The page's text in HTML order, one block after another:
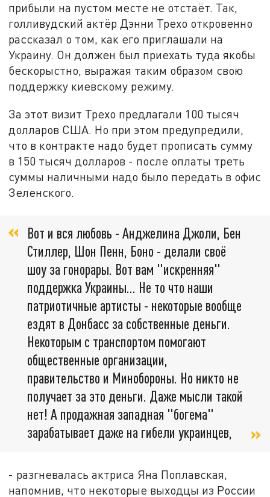
прибыли на пустом месте не отстаёт. Так,
голливудский актёр Дэнни Трехо откровенно
рассказал о том, как его приглашали на
Украину. Он должен был приехать туда якобы
бескорыстно, выражая таким образом свою
поддержку киевскому режиму.
За этот визит Трехо предлагали 100 тысяч
долларов США. Но при этом предупредили,
что в контракте надо будет прописать сумму
в 150 тысяч долларов - после оплаты треть
суммы наличными надо было передать в офис
Зеленского.
Вот и вся любовь - Анджелина Джоли, Бен
Стиллер, Шон Пенн, Боно - делали своё
шоу за гонорары. Вот вам "искренняя"
поддержка Украины… Не то что наши
патриотичные артисты - некоторые вообще
ездят в Донбасс за собственные деньги.
Некоторым с транспортом помогают
общественные организации,
правительство и Минобороны. Но никто не
получает за это деньги. Даже мысли такой
нет! А продажная западная "богема"
зарабатывает даже на гибели украинцев,
- разгневалась актриса Яна Поплавская,
напомнив, что некоторые выходцы из России